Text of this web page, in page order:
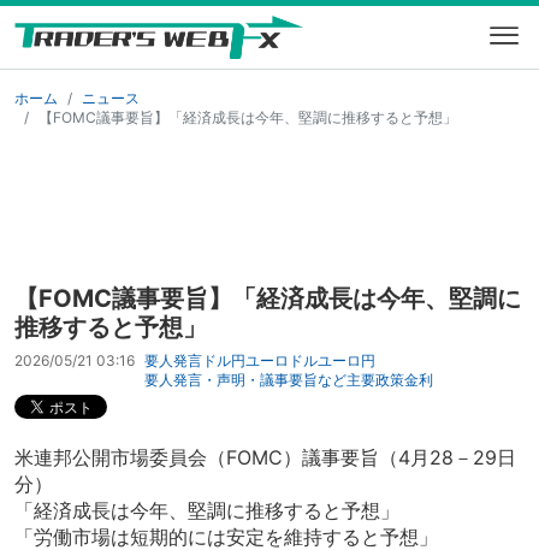
ホーム
ニュース
【FOMC議事要旨】「経済成長は今年、堅調に推移すると予想」
【FOMC議事要旨】「経済成長は今年、堅調に
推移すると予想」
2026/05/21 03:16 要人発言 ドル円ユーロドルユーロ円
要人発言・声明・議事要旨など主要政策金利
米連邦公開市場委員会（FOMC）議事要旨（4月28－29日
分）
「経済成長は今年、堅調に推移すると予想」
「労働市場は短期的には安定を維持すると予想」